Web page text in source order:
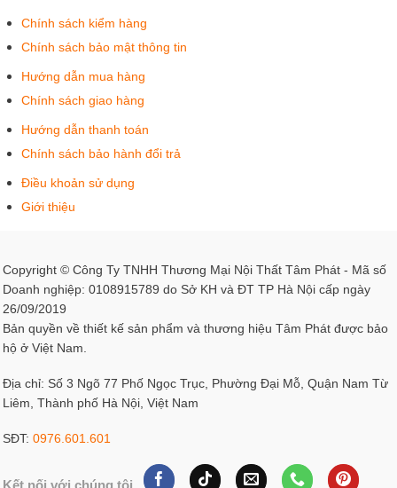
Chính sách giao hàng
Hướng dẫn thanh toán
Chính sách bảo hành đổi trả
Điều khoản sử dụng
Giới thiệu
Copyright © Công Ty TNHH Thương Mại Nội Thất Tâm Phát - Mã số
Doanh nghiệp: 0108915789 do Sở KH và ĐT TP Hà Nội cấp ngày
hộ ở Việt Nam.
Địa chỉ: Số 3 Ngõ 77 Phố Ngọc Trục, Phường Đại Mỗ, Quận Nam Từ
Liêm, Thành phố Hà Nội, Việt Nam
SĐT: 0976.601.601
Kết nối với chúng tôi